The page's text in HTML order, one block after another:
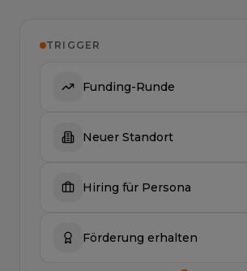
TRIGGER
Funding-Runde
Neuer Standort
Hiring für Persona
Förderung erhalten